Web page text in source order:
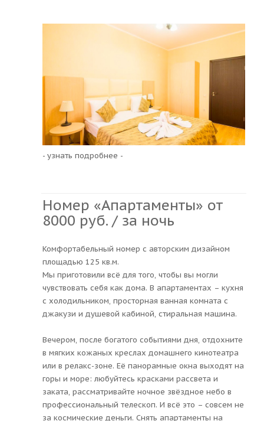
- узнать подробнее -
Номер «Апартаменты» от
8000 руб. / за ночь
Комфортабельный номер с авторским дизайном
площадью 125 кв.м.
Мы приготовили всё для того, чтобы вы могли
чувствовать себя как дома. В апартаментах – кухня
с холодильником, просторная ванная комната с
джакузи и душевой кабиной, стиральная машина.
Вечером, после богатого событиями дня, отдохните
в мягких кожаных креслах домашнего кинотеатра
или в релакс-зоне. Её панорамные окна выходят на
горы и море: любуйтесь красками рассвета и
заката, рассматривайте ночное звёздное небо в
профессиональный телескоп. И всё это – совсем не
за космические деньги. Снять апартаменты на